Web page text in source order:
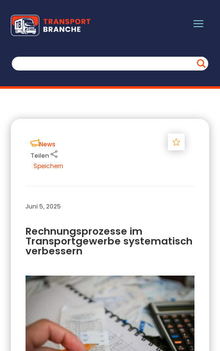
News
Teilen
Speichern
Track
Juni 5, 2025
Rechnungsprozesse im
Transportgewerbe systematisch
verbessern